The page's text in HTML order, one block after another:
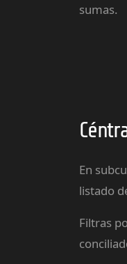
sumas.
En
listado
Filtras